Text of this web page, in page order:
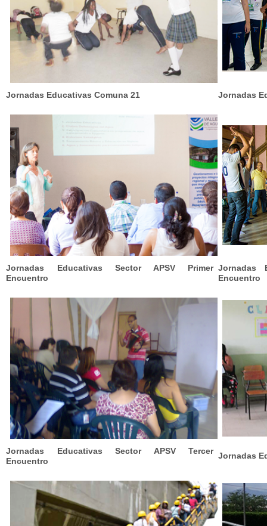
Jornadas Educativas Comuna 21 Jornadas
Jornadas Educativas Sector APSV Primer
Encuentro
Jornadas
Encuentro
Jornadas Educativas Sector APSV Tercer
Encuentro
Jornadas